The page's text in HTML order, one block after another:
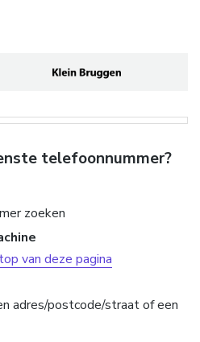
telefoonnummer?
zoeken
van deze pagina
adres/postcode/straat of een